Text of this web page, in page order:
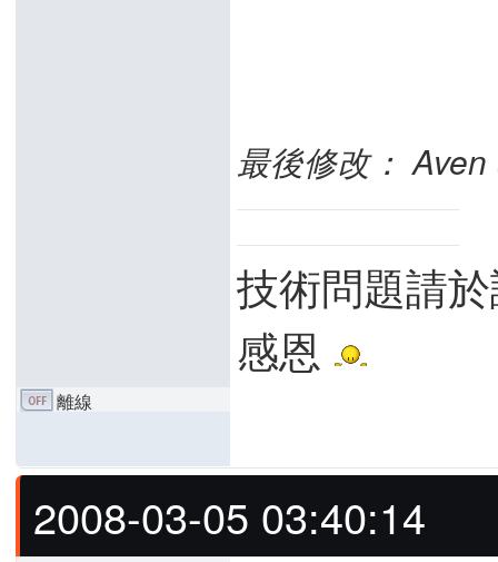
最後修改：
技術問題請
感恩
離線
2008-03-05 03:40:14